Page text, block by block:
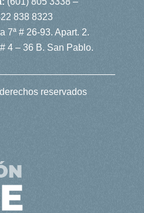
838 8323
7ª # 26-93. Apart. 2.
4 – 36 B. San Pablo.
reservados